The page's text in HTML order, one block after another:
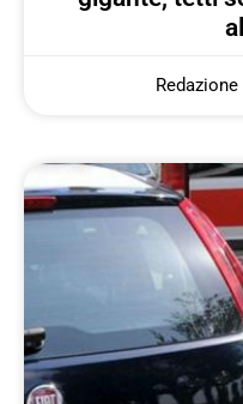
Redazione